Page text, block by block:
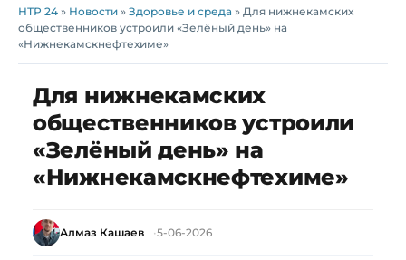
НТР 24 » Новости » Здоровье и среда » Для нижнекамских
общественников устроили «Зелёный день» на
«Нижнекамскнефтехиме»
Для нижнекамских
общественников устроили
«Зелёный день» на
«Нижнекамскнефтехиме»
Алмаз Кашаев 5-06-2026